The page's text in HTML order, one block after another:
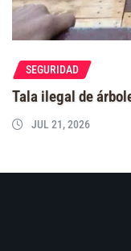
SEGURIDAD
Tala ilegal de
JUL 21, 2026